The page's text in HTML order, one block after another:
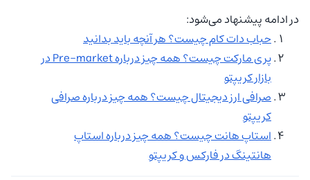
در ادامه پیشنهاد می‌شود:
حباب دات کام چیست؟ هر آنچه باید بدانید
پری مارکت چیست؟ همه چیز درباره Pre-market در
بازار کریپتو
صرافی ارز دیجیتال چیست؟ همه چیز درباره صرافی
کریپتو
استاپ هانت چیست؟ همه چیز درباره استاپ
هانتینگ در فارکس و کریپتو